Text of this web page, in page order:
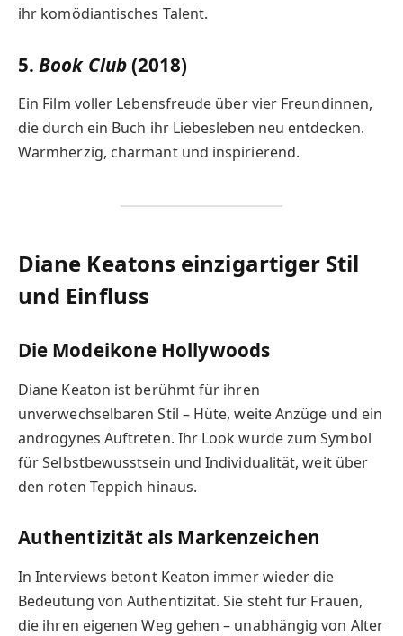
ihr komödiantisches Talent.
5.Book Club(2018)
Ein Film voller Lebensfreude über vier Freundinnen,
die durch ein Buch ihr Liebesleben neu entdecken.
Warmherzig, charmant und inspirierend.
Diane Keatons einzigartiger Stil
und Einfluss
Die Modeikone Hollywoods
Diane Keaton ist berühmt für ihren
unverwechselbaren Stil – Hüte, weite Anzüge und ein
androgynes Auftreten. Ihr Look wurde zum Symbol
für Selbstbewusstsein und Individualität, weit über
den roten Teppich hinaus.
Authentizität als Markenzeichen
In Interviews betont Keaton immer wieder die
Bedeutung von Authentizität. Sie steht für Frauen,
die ihren eigenen Weg gehen – unabhängig von Alter